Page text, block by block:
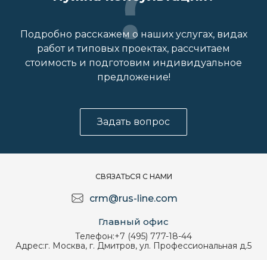
Подробно расскажем о наших услугах, видах
работ и типовых проектах, рассчитаем
стоимость и подготовим индивидуальное
предложение!
Задать вопрос
СВЯЗАТЬСЯ С НАМИ
crm@rus-line.com
Главный офис
Телефон:+7 (495) 777-18-44
Адрес:г. Москва, г. Дмитров, ул. Профессиональная д.5